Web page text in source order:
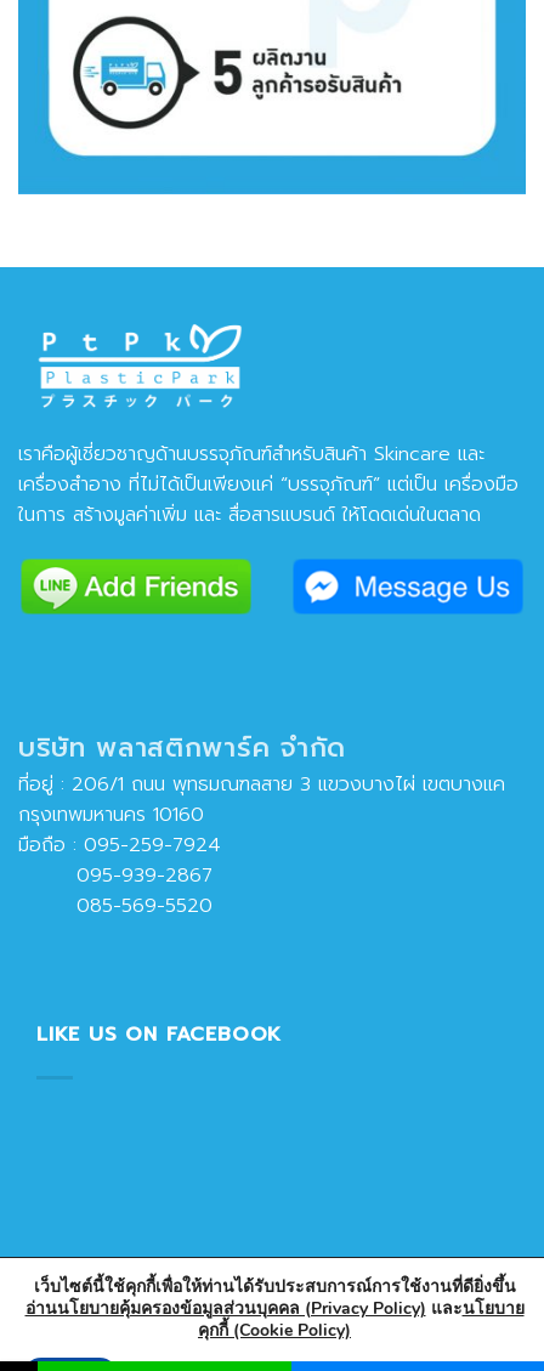
เราคือผู้เชี่ยวชาญด้านบรรจุภัณฑ์สำหรับสินค้า Skincare และ
เครื่องสำอาง ที่ไม่ได้เป็นเพียงแค่ “บรรจุภัณฑ์” แต่เป็น เครื่องมือ
ในการ สร้างมูลค่าเพิ่ม และ สื่อสารแบรนด์ ให้โดดเด่นในตลาด
บริษัท พลาสติกพาร์ค จำกัด
ที่อยู่ : 206/1 ถนน พุทธมณฑลสาย 3 แขวงบางไผ่ เขตบางแค
กรุงเทพมหานคร 10160
มือถือ : 095-259-7924
095-939-2867
085-569-5520
LIKE US ON FACEBOOK
Copyright 2026 © Designed & Developed by PlasticPark
Store
เว็บไซต์นี้ใช้คุกกี้เพื่อให้ท่านได้รับประสบการณ์การใช้งานที่ดียิ่งขึ้น
อ่านนโยบายคุ้มครองข้อมูลส่วนบุคคล (Privacy Policy) และนโยบาย
คุกกี้ (Cookie Policy)